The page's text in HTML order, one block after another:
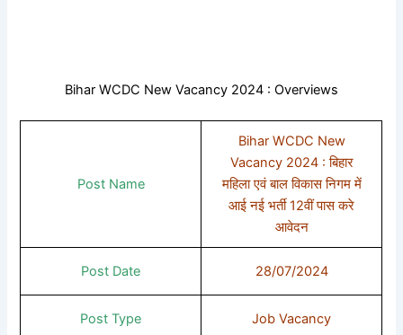
Bihar WCDC New Vacancy 2024 : Overviews
Post Name
Bihar WCDC New
Vacancy 2024 : बिहार
महिला एवं बाल विकास निगम में
आई नई भर्ती 12वीं पास करे
आवेदन
Post Date 28/07/2024
Post Type Job Vacancy